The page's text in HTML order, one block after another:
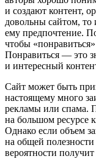
и создают контент,
довольны сайтом, то
ему предпочтение.
чтобы
Понравиться — это
и интересный
Сайт может быть
настоящему много
рекламы или спама.
на большом ресурсе
Однако если объем
на общей полезности
вероятности